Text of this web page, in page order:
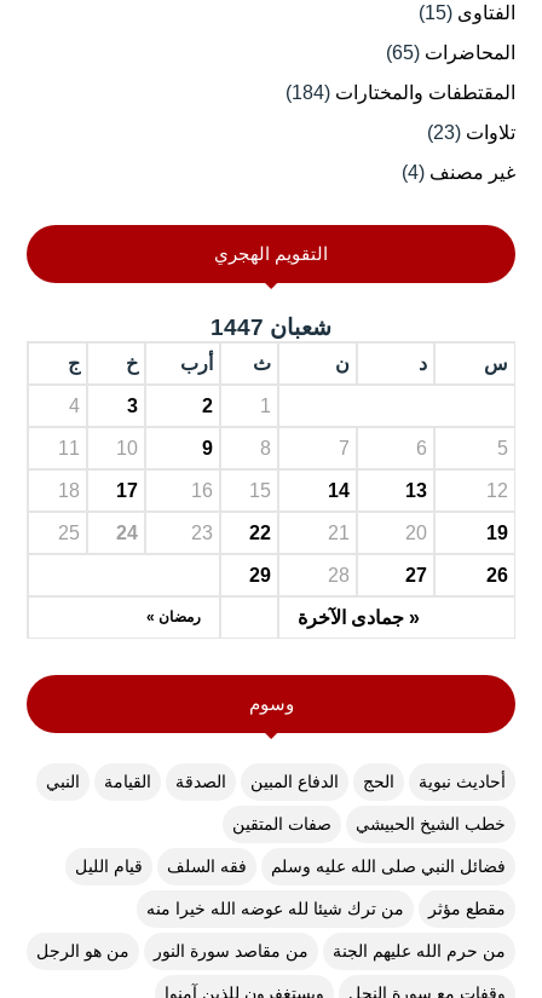
الفتاوى (15)
المحاضرات (65)
المقتطفات والمختارات (184)
تلاوات (23)
غير مصنف (4)
التقويم الهجري
شعبان 1447
س د ن ث أرب خ ج
« جمادى الآخرة رمضان »
1
2
3
4
5
6
7
8
9
10
11
12
13
14
15
16
17
18
19
20
21
22
23
24
25
26
27
28
29
وسوم
أحاديث نبوية الحج الدفاع المبين الصدقة القيامة النبي
خطب الشيخ الحبيشي صفات المتقين
فضائل النبي صلى الله عليه وسلم فقه السلف قيام الليل
مقطع مؤثر من ترك شيئا لله عوضه الله خيرا منه
من حرم الله عليهم الجنة من مقاصد سورة النور من هو الرجل
وقفات مع سورة النحل ويستغفرون للذين آمنوا